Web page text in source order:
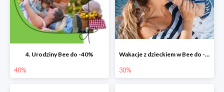
4. Urodziny Bee do -40%
40%
Wakacje z dzieckiem w Bee do -30%
30%